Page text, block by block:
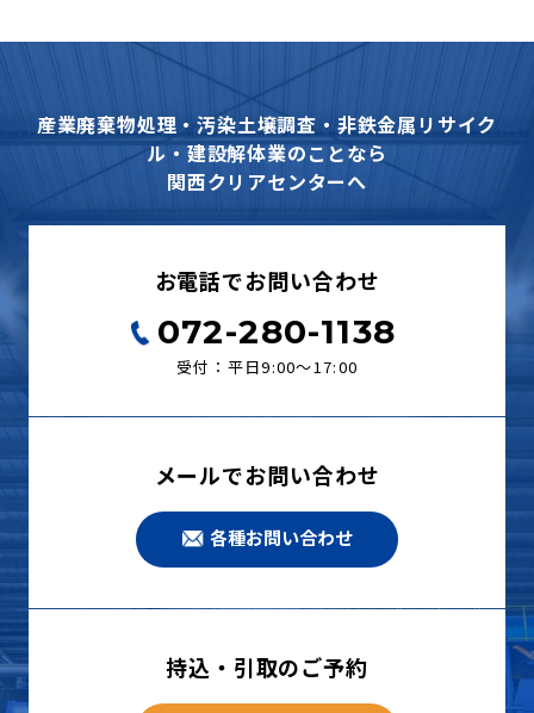
産業廃棄物処理・汚染土壌調査・非鉄金属リサイク
ル・建設解体業のことなら
関西クリアセンターへ
お電話でお問い合わせ
072-280-1138
受付：平日9:00〜17:00
メールでお問い合わせ
各種お問い合わせ
持込・引取のご予約